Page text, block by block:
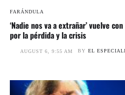
FARÁNDULA
‘Nadie nos va a extrañar’ vuelve
por la pérdida y la crisis
AUGUST 6, 9:55 AM BY EL